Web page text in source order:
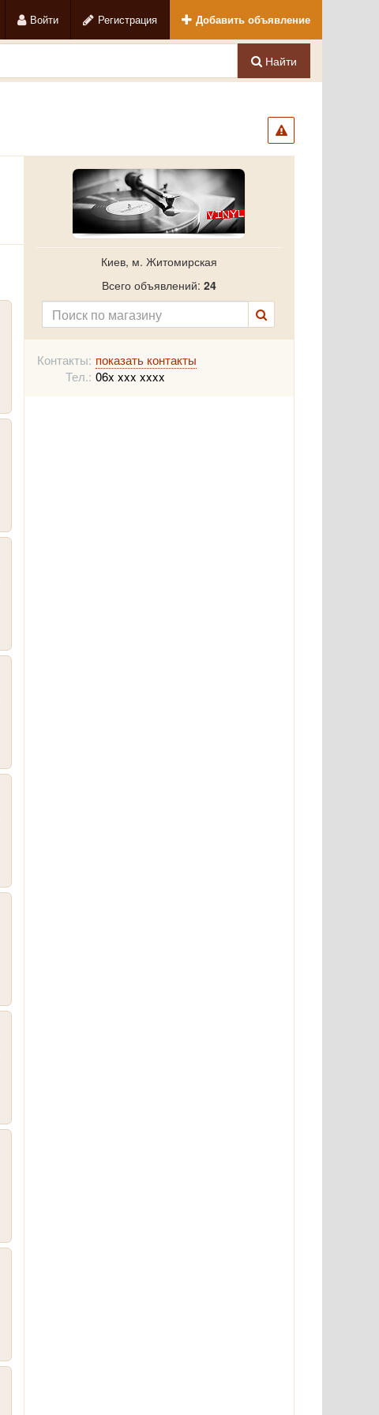
Войти Регистрация Добавить объявление
Найти
Киев, м. Житомирская
Всего объявлений: 24
Контакты: показать контакты
Тел.: 06x xxx xxxx